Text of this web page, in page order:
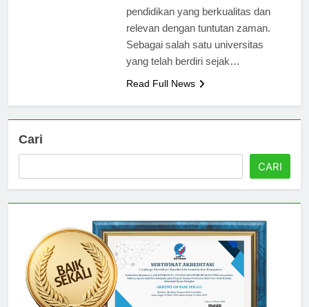
berkomitmen untuk memberikan
pendidikan yang berkualitas dan
relevan dengan tuntutan zaman.
Sebagai salah satu universitas
Cari
CARI